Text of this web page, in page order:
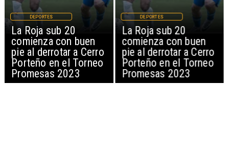
La Roja sub 20
comienza con buen
pie al derrotar a Cerro
Porteño en el Torneo
Promesas 2023
DEPORTES
La Roja sub 20
comienza con buen
pie al derrotar a Cerro
Porteño en el Torneo
Promesas 2023
DEPORTES